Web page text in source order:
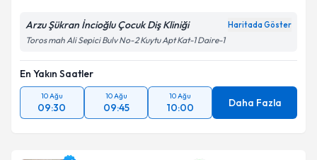
Arzu Şükran İncioğlu Çocuk Diş Kliniği Haritada Göster
Toros mah Ali Sepici Bulv No-2 Kuytu Apt Kat-1 Daire-1
En Yakın Saatler
10 Ağu
09:30
10 Ağu
09:45
10 Ağu
10:00 Daha Fazla